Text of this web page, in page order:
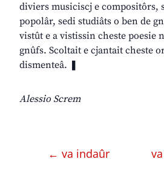
diviers musiciscj e compositôrs,
popolâr, sedi studiâts o ben de
vistût e a vistissin cheste poesie
gnûfs. Scoltait e cjantait cheste
dismenteâ. ❚
Alessio Screm
← va indaûr